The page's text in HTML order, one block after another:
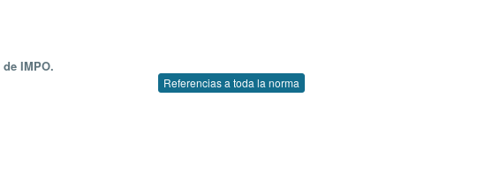
de IMPO.
Referencias a toda la norma